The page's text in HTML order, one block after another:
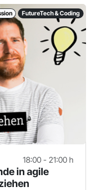
FutureTech & Coding
18:00 - 21:00 h
in agile